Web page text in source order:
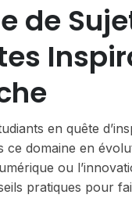
de
en quête
ce domaine en
ou
pratiques pour